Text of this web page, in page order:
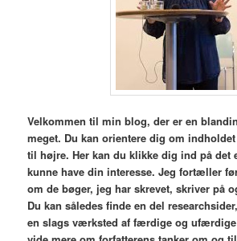
Velkommen til min blog, der er en
meget. Du kan orientere dig om
til højre. Her kan du klikke dig ind på det
kunne have din interesse. Jeg fortæller
om de bøger, jeg har skrevet, skriver på
Du kan således finde en del
en slags værksted af færdige og